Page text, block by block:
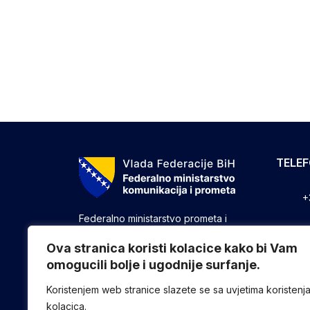
Ova stranica koristi kolacice kako bi Vam
omogucili bolje i ugodnije surfanje.
Koristenjem web stranice slazete se sa uvjetima koristenja
kolacica.
Federalno ministarstvo prometa i
druge poslove utvrđene zakonom koji
se odnose na ostvarivanje nadležnosti
Federacije u oblasti prometa i
komunikacija.